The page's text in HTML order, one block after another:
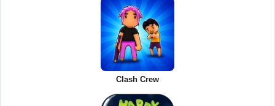
Clash Crew